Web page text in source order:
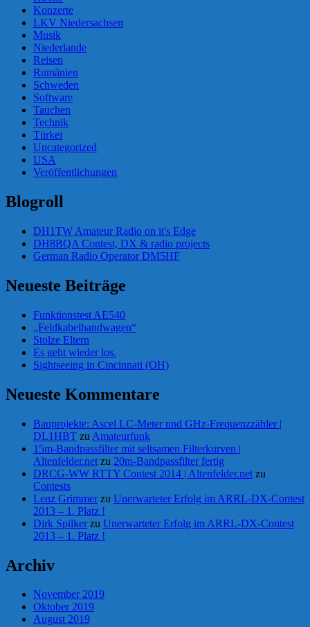
Konzerte
LKV Niedersachsen
Musik
Niederlande
Reisen
Rumänien
Schweden
Software
Tauchen
Technik
Türkei
Uncategorized
USA
Veröffentlichungen
Blogroll
DH1TW Amateur Radio on it's Edge
DH8BQA Contest, DX & radio projects
German Radio Operator DM5HF
Neueste Beiträge
Funktionstest AE540
„Feldkabelhandwagen“
Stolze Eltern
Es geht wieder los.
Sightseeing in Cincinnati (OH)
Neueste Kommentare
Bauprojekte: Ascel LC-Meter und GHz-Frequenzzähler |
DL1HBT zu Amateurfunk
15m-Bandpassfilter mit seltsamen Filterkurven |
Altenfelder.net zu 20m-Bandpassfilter fertig
DRCG-WW RTTY Contest 2014 | Altenfelder.net zu
Contests
Lenz Grimmer zu Unerwarteter Erfolg im ARRL-DX-Contest
2013 – 1. Platz !
Dirk Spilker zu Unerwarteter Erfolg im ARRL-DX-Contest
2013 – 1. Platz !
Archiv
November 2019
Oktober 2019
August 2019